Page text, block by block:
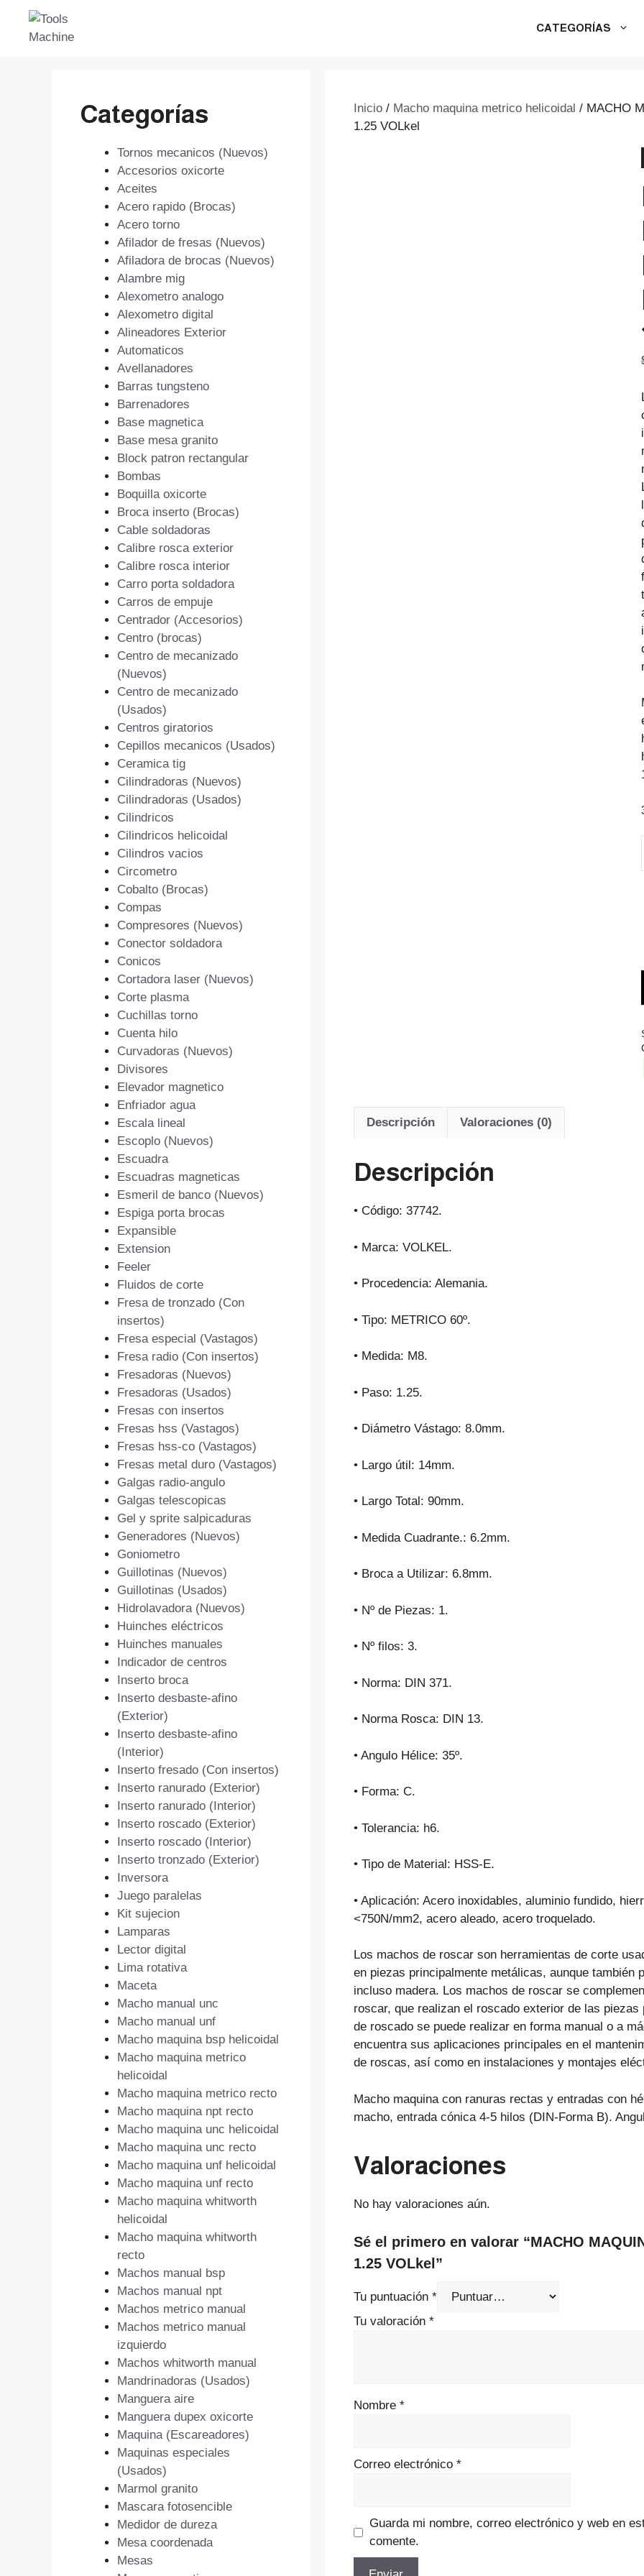
Saltar
contenido
CATEGORÍAS
Inicio / Macho maquina metrico helicoidal / MACHO
1.25 VOLkel
Descripción Valoraciones (0)
Descripción
• Código: 37742.
• Marca: VOLKEL.
• Procedencia: Alemania.
• Tipo: METRICO 60º.
• Medida: M8.
• Paso: 1.25.
• Diámetro Vástago: 8.0mm.
• Largo útil: 14mm.
• Largo Total: 90mm.
• Medida Cuadrante.: 6.2mm.
• Broca a Utilizar: 6.8mm.
• Nº de Piezas: 1.
• Nº filos: 3.
• Norma: DIN 371.
• Norma Rosca: DIN 13.
• Angulo Hélice: 35º.
• Forma: C.
• Tolerancia: h6.
• Tipo de Material: HSS-E.
• Aplicación: Acero inoxidables, aluminio fundido,
<750N/mm2, acero aleado, acero troquelado.
Los machos de roscar son herramientas de corte
en piezas principalmente metálicas, aunque también
incluso madera. Los machos de roscar se
roscar, que realizan el roscado exterior de las
de roscado se puede realizar en forma manual o a
encuentra sus aplicaciones principales en el
de roscas, así como en instalaciones y montajes
Macho maquina con ranuras rectas y entradas con
macho, entrada cónica 4-5 hilos (DIN-Forma B).
Valoraciones
No hay valoraciones aún.
Sé el primero en valorar “MACHO
1.25 VOLkel”
Tu puntuación *
Tu valoración *
Nombre *
Correo electrónico *
Guarda mi nombre, correo electrónico y web en
comente.
Categorías
Tornos mecanicos (Nuevos)
Accesorios oxicorte
Aceites
Acero rapido (Brocas)
Acero torno
Afilador de fresas (Nuevos)
Afiladora de brocas (Nuevos)
Alambre mig
Alexometro analogo
Alexometro digital
Alineadores Exterior
Automaticos
Avellanadores
Barras tungsteno
Barrenadores
Base magnetica
Base mesa granito
Block patron rectangular
Bombas
Boquilla oxicorte
Broca inserto (Brocas)
Cable soldadoras
Calibre rosca exterior
Calibre rosca interior
Carro porta soldadora
Carros de empuje
Centrador (Accesorios)
Centro (brocas)
Centro de mecanizado
(Nuevos)
Centro de mecanizado
(Usados)
Centros giratorios
Cepillos mecanicos (Usados)
Ceramica tig
Cilindradoras (Nuevos)
Cilindradoras (Usados)
Cilindricos
Cilindricos helicoidal
Cilindros vacios
Circometro
Cobalto (Brocas)
Compas
Compresores (Nuevos)
Conector soldadora
Conicos
Cortadora laser (Nuevos)
Corte plasma
Cuchillas torno
Cuenta hilo
Curvadoras (Nuevos)
Divisores
Elevador magnetico
Enfriador agua
Escala lineal
Escoplo (Nuevos)
Escuadra
Escuadras magneticas
Esmeril de banco (Nuevos)
Espiga porta brocas
Expansible
Extension
Feeler
Fluidos de corte
Fresa de tronzado (Con
insertos)
Fresa especial (Vastagos)
Fresa radio (Con insertos)
Fresadoras (Nuevos)
Fresadoras (Usados)
Fresas con insertos
Fresas hss (Vastagos)
Fresas hss-co (Vastagos)
Fresas metal duro (Vastagos)
Galgas radio-angulo
Galgas telescopicas
Gel y sprite salpicaduras
Generadores (Nuevos)
Goniometro
Guillotinas (Nuevos)
Guillotinas (Usados)
Hidrolavadora (Nuevos)
Huinches eléctricos
Huinches manuales
Indicador de centros
Inserto broca
Inserto desbaste-afino
(Exterior)
Inserto desbaste-afino
(Interior)
Inserto fresado (Con insertos)
Inserto ranurado (Exterior)
Inserto ranurado (Interior)
Inserto roscado (Exterior)
Inserto roscado (Interior)
Inserto tronzado (Exterior)
Inversora
Juego paralelas
Kit sujecion
Lamparas
Lector digital
Lima rotativa
Maceta
Macho manual unc
Macho manual unf
Macho maquina bsp helicoidal
Macho maquina metrico
helicoidal
Macho maquina metrico recto
Macho maquina npt recto
Macho maquina unc helicoidal
Macho maquina unc recto
Macho maquina unf helicoidal
Macho maquina unf recto
Macho maquina whitworth
helicoidal
Macho maquina whitworth
recto
Machos manual bsp
Machos manual npt
Machos metrico manual
Machos metrico manual
izquierdo
Machos whitworth manual
Mandrinadoras (Usados)
Manguera aire
Manguera dupex oxicorte
Maquina (Escareadores)
Maquinas especiales
(Usados)
Marmol granito
Mascara fotosencible
Medidor de dureza
Mesa coordenada
Mesas